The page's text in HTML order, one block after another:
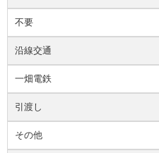
不要
沿線交通
一畑電鉄
引渡し
その他